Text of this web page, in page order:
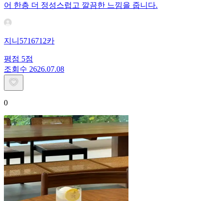
어 한층 더 정성스럽고 깔끔한 느낌을 줍니다.
지니5716712카
평점 5점
조회수 2626.07.08
0